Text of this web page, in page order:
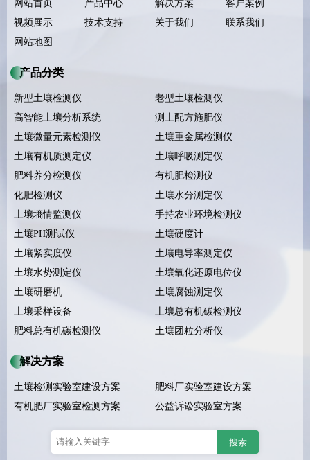
网站首页 产品中心 解决方案
客户案例
视频展示
技术支持 关于我们
联系我们
网站地图
产品分类
新型土壤检测仪
老型土壤检测仪
高智能土壤分析系统
测土配方施肥仪
土壤微量元素检测仪
土壤重金属检测仪
土壤有机质测定仪
土壤呼吸测定仪
肥料养分检测仪
有机肥检测仪
化肥检测仪
土壤水分测定仪
土壤墒情监测仪
手持农业环境检测仪
土壤PH测试仪
土壤硬度计
土壤紧实度仪
土壤电导率测定仪
土壤水势测定仪
土壤氧化还原电位仪
土壤研磨机
土壤腐蚀测定仪
土壤采样设备
土壤总有机碳检测仪
肥料总有机碳检测仪
土壤团粒分析仪
解决方案
土壤检测实验室建设方案
肥料厂实验室建设方案
有机肥厂实验室检测方案
公益诉讼实验室方案